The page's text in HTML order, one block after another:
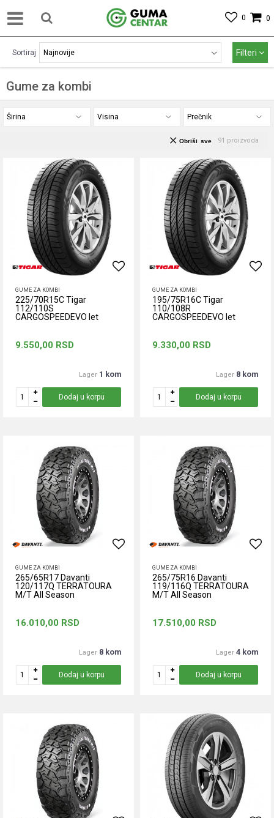
0
0
Gume za kombi
Sortiraj Filteri
Širina Visina Prečnik
91 proizvoda
Obriši sve
GUME ZA KOMBI
225/70R15C Tigar
112/110S
CARGOSPEEDEVO let
9.550,00 RSD
Lager 1 kom
Dodaj u korpu
GUME ZA KOMBI
195/75R16C Tigar
110/108R
CARGOSPEEDEVO let
9.330,00 RSD
Lager 8 kom
Dodaj u korpu
GUME ZA KOMBI
265/65R17 Davanti
120/117Q TERRATOURA
M/T All Season
16.010,00 RSD
Lager 8 kom
Dodaj u korpu
GUME ZA KOMBI
265/75R16 Davanti
119/116Q TERRATOURA
M/T All Season
17.510,00 RSD
Lager 4 kom
Dodaj u korpu